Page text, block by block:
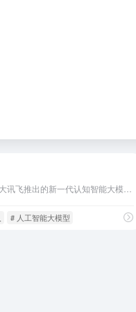
# 人工智能大模型